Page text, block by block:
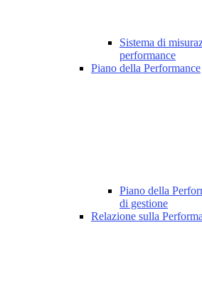
Sistema di
performance
Piano della Performance
Piano della
di gestione
Relazione sulla